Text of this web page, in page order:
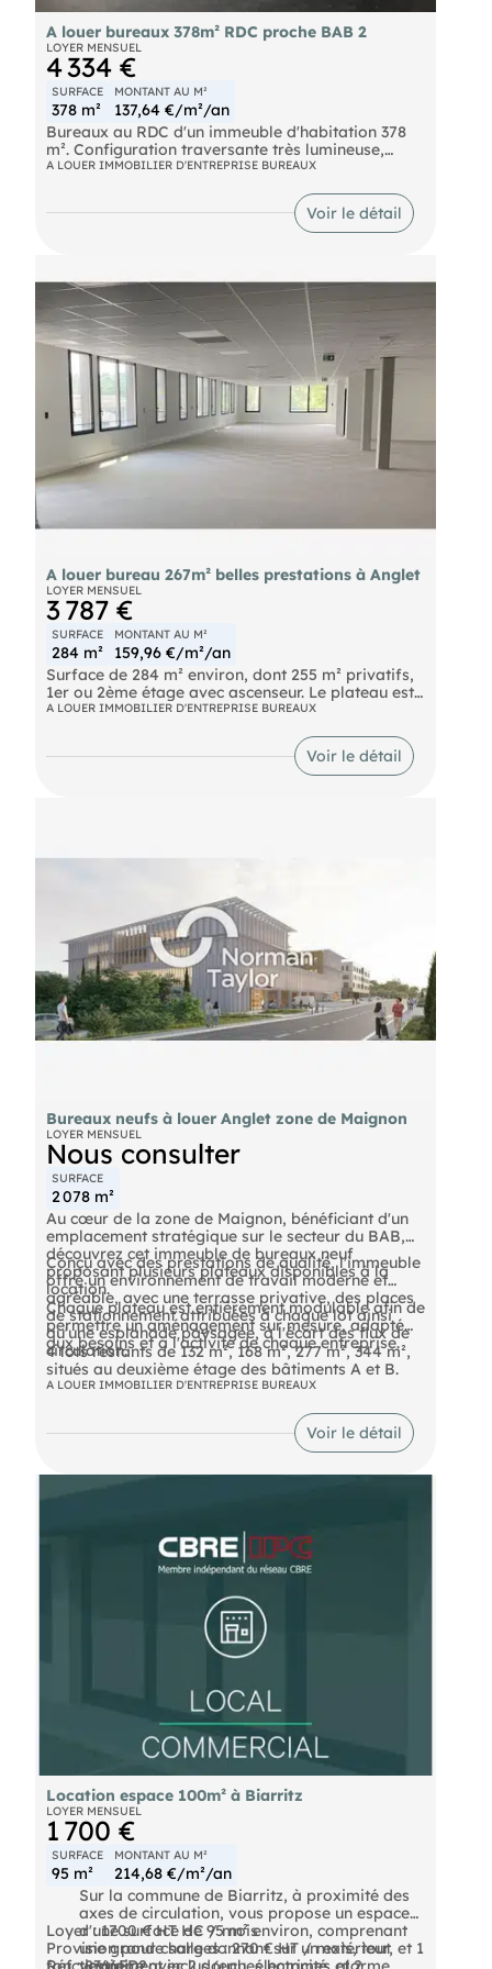
A louer bureaux 378m² RDC proche BAB 2
LOYER MENSUEL
4 334 €
SURFACE
378 m²
MONTANT AU M²
137,64 €/m²/an
Bureaux au RDC d'un immeuble d'habitation 378
m². Configuration traversante très lumineuse,
nombreuses fenêtres, cloisons semi-vitrées
avec sol, faux plafonds, climatisation réversible.
Infrastructure informatique prête à l'emploi,
câblage complet, prises RJ45. Sanitaires privatifs
A LOUER IMMOBILIER D'ENTREPRISE BUREAUX
Voir le détail
A louer bureau 267m² belles prestations à Anglet
LOYER MENSUEL
3 787 €
SURFACE
284 m²
MONTANT AU M²
159,96 €/m²/an
Surface de 284 m² environ, dont 255 m² privatifs,
1er ou 2ème étage avec ascenseur. Le plateau est
livré aménagé, équipé de climatisation réversible
cloisonnement est à la charge du preneur.Câblage
RJ45, Chauffage réversible, Climatisation,
Moquette, Sanitaires H/F/PMR et douche dans les
A LOUER IMMOBILIER D'ENTREPRISE BUREAUX
Voir le détail
Bureaux neufs à louer Anglet zone de Maignon
LOYER MENSUEL
Nous consulter
SURFACE
2 078 m²
Au cœur de la zone de Maignon, bénéficiant d'un
emplacement stratégique sur le secteur du BAB,
découvrez cet immeuble de bureaux neuf
proposant plusieurs plateaux disponibles à la
location.
Conçu avec des prestations de qualité, l'immeuble
offre un environnement de travail moderne et
agréable, avec une terrasse privative, des places
de stationnement attribuées à chaque lot ainsi
qu'une esplanade paysagée, à l'écart des flux de
circulation.
Chaque plateau est entièrement modulable afin de
permettre un aménagement sur mesure, adapté
aux besoins et à l'activité de chaque entreprise.
4 lots restants de 132 m², 168 m², 277 m², 344 m²,
situés au deuxième étage des bâtiments A et B.
A LOUER IMMOBILIER D'ENTREPRISE BUREAUX
Voir le détail
Location espace 100m² à Biarritz
LOYER MENSUEL
1 700 €
SURFACE
95 m²
MONTANT AU M²
214,68 €/m²/an
Sur la commune de Biarritz, à proximité des
axes de circulation, vous propose un espace
d'une surface de 95 m² environ, comprenant
une grande salle donnant sur un extérieur, et 1
Loyer : 1700 € HT HC / mois
Provision pour charges : 270 € HT / mois, tout